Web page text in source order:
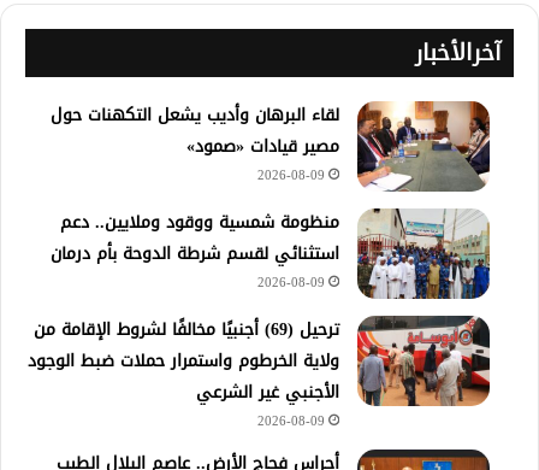
آخرالأخبار
لقاء البرهان وأديب يشعل التكهنات حول
مصير قيادات «صمود»
2026-08-09
منظومة شمسية ووقود وملايين.. دعم
استثنائي لقسم شرطة الدوحة بأم درمان
2026-08-09
ترحيل (69) أجنبيًا مخالفًا لشروط الإقامة من
ولاية الخرطوم واستمرار حملات ضبط الوجود
الأجنبي غير الشرعي
2026-08-09
أجراس فجاج الأرض.. عاصم البلال الطيب